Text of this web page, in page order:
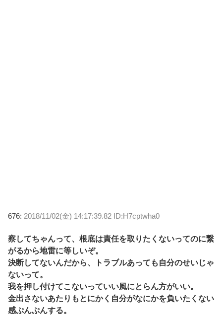
676: 2018/11/02(金) 14:17:39.82 ID:H7cptwha0
察してちゃんって、根底は責任を取りたくないってのに繋
がるから地雷に等しいぞ。
決断してないんだから、トラブルあっても自分のせいじゃ
ないって。
我を押し付けてこないっていい風にとらん方がいい。
金出さないあたりもとにかく自分がなにかを負いたくない
感ぷんぷんする。